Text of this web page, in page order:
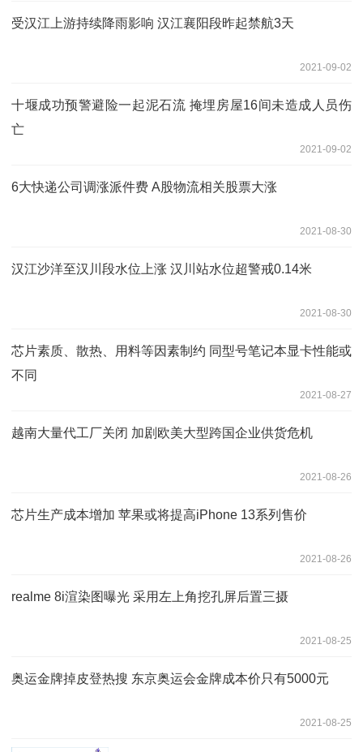
受汉江上游持续降雨影响 汉江襄阳段昨起禁航3天
2021-09-02
十堰成功预警避险一起泥石流 掩埋房屋16间未造成人员伤
亡
2021-09-02
6大快递公司调涨派件费 A股物流相关股票大涨
2021-08-30
汉江沙洋至汉川段水位上涨 汉川站水位超警戒0.14米
2021-08-30
芯片素质、散热、用料等因素制约 同型号笔记本显卡性能或
不同
2021-08-27
越南大量代工厂关闭 加剧欧美大型跨国企业供货危机
2021-08-26
芯片生产成本增加 苹果或将提高iPhone 13系列售价
2021-08-26
realme 8i渲染图曝光 采用左上角挖孔屏后置三摄
2021-08-25
奥运金牌掉皮登热搜 东京奥运会金牌成本价只有5000元
2021-08-25